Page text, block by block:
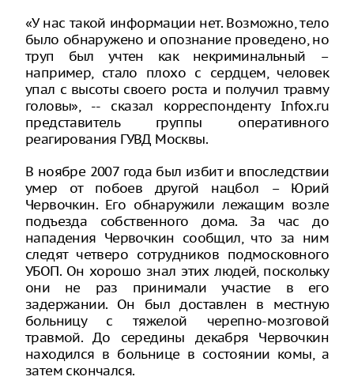
«У нас такой информации нет. Возможно, тело
было обнаружено и опознание проведено, но
труп был учтен как некриминальный –
например, стало плохо с сердцем, человек
упал с высоты своего роста и получил травму
головы», -- сказал корреспонденту Infox.ru
представитель группы оперативного
реагирования ГУВД Москвы.
В ноябре 2007 года был избит и впоследствии
умер от побоев другой нацбол – Юрий
Червочкин. Его обнаружили лежащим возле
подъезда собственного дома. За час до
нападения Червочкин сообщил, что за ним
следят четверо сотрудников подмосковного
УБОП. Он хорошо знал этих людей, поскольку
они не раз принимали участие в его
задержании. Он был доставлен в местную
больницу с тяжелой черепно-мозговой
травмой. До середины декабря Червочкин
находился в больнице в состоянии комы, а
затем скончался.